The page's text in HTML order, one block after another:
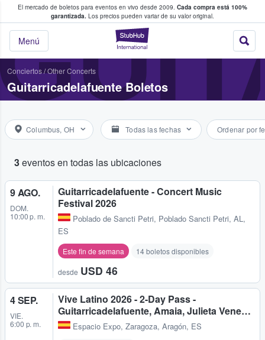
El mercado de boletos para eventos en vivo desde 2009. Cada compra está 100%
garantizada. Los precios pueden variar de su valor original.
StubHub: donde
Menú
fans compran y venden boletos
Conciertos/Other Concerts
Guitarricadelafuente Boletos
Columbus, OH Todas las fechas Ordenar por
3eventos en todas las ubicaciones
9 AGO.
DOM.
10:00 p. m.
Guitarricadelafuente - Concert Music
Festival 2026
Poblado de Sancti Petri, Poblado Sancti Petri, AL,
ES
Este fin de semana 14 boletos disponibles
desde USD 46
4 SEP.
VIE.
6:00 p. m.
Vive Latino 2026 - 2-Day Pass -
Guitarricadelafuente, Amaia, Julieta Vene…
Espacio Expo, Zaragoza, Aragón, ES